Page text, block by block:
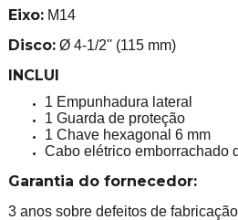
Eixo:M14
Disco:Ø 4-1/2'' (115 mm)
INCLUI
1 Empunhadura lateral
1 Guarda de proteção
1 Chave hexagonal 6 mm
Cabo elétrico emborrachado
Garantia do fornecedor:
3 anos sobre defeitos de fabricação